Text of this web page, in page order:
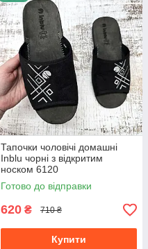
Тапочки чоловічі домашні
Inblu чорні з відкритим
носком 6120
Готово до відправки
620 ₴ 710 ₴
Купити